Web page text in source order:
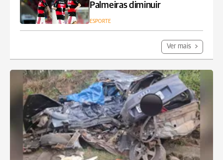
Palmeiras diminuir
ESPORTE
Ver mais